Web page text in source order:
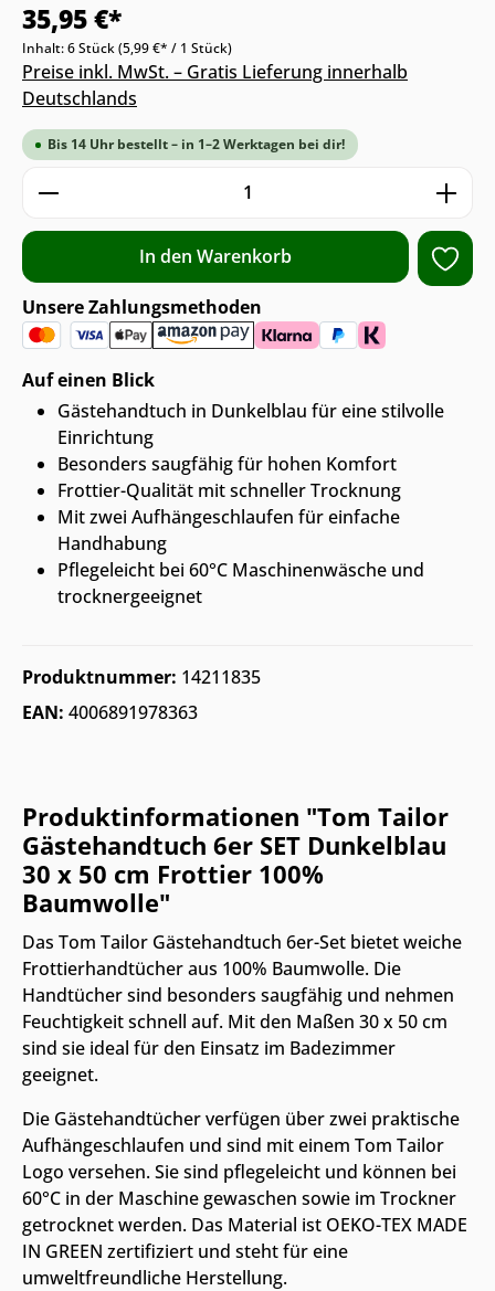
35,95 €*
Inhalt:6 Stück(5,99 €* / 1 Stück)
Preise inkl. MwSt. – Gratis Lieferung innerhalb
Deutschlands
Bis 14 Uhr bestellt – in 1–2 Werktagen bei dir!
Produkt Anzahl: Gib den
In den Warenkorb
Unsere Zahlungsmethoden
Auf einen Blick
Gästehandtuch in Dunkelblau für eine stilvolle
Einrichtung
Besonders saugfähig für hohen Komfort
Frottier-Qualität mit schneller Trocknung
Mit zwei Aufhängeschlaufen für einfache
Handhabung
Pflegeleicht bei 60°C Maschinenwäsche und
trocknergeeignet
Produktnummer: 14211835
EAN: 4006891978363
Produktinformationen "Tom Tailor
Gästehandtuch 6er SET Dunkelblau
30 x 50 cm Frottier 100%
Baumwolle"
Das Tom Tailor Gästehandtuch 6er-Set bietet weiche
Frottierhandtücher aus 100% Baumwolle. Die
Handtücher sind besonders saugfähig und nehmen
Feuchtigkeit schnell auf. Mit den Maßen 30 x 50 cm
sind sie ideal für den Einsatz im Badezimmer
geeignet.
Die Gästehandtücher verfügen über zwei praktische
Aufhängeschlaufen und sind mit einem Tom Tailor
Logo versehen. Sie sind pflegeleicht und können bei
60°C in der Maschine gewaschen sowie im Trockner
getrocknet werden. Das Material ist OEKO-TEX MADE
IN GREEN zertifiziert und steht für eine
umweltfreundliche Herstellung.